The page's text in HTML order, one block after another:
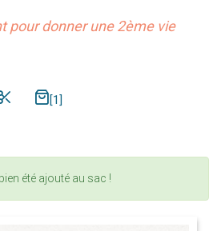
pour donner une 2ème vie
[1]
été ajouté au sac !